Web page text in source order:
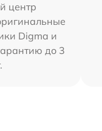
центр
Digma и
до 3